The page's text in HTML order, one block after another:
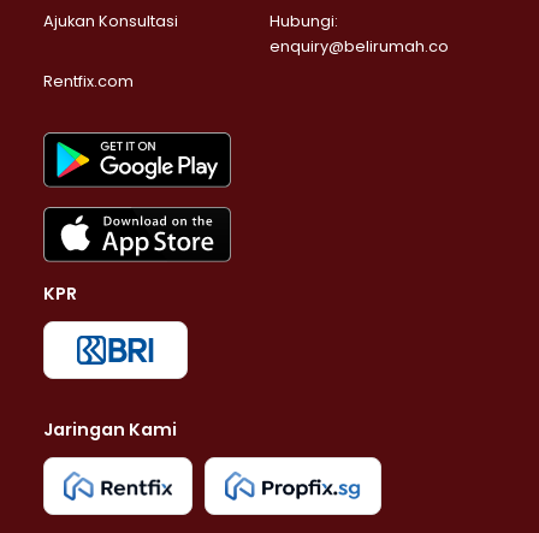
Ajukan Konsultasi
Hubungi:
enquiry@belirumah.co
Rentfix.com
KPR
Jaringan Kami